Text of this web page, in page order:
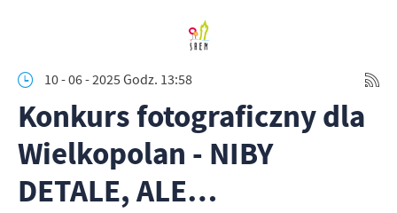
10 - 06 - 2025 Godz. 13:58
Konkurs fotograficzny dla
Wielkopolan - NIBY
DETALE, ALE…